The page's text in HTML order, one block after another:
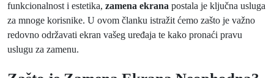
funkcionalnost i estetika, zamena ekrana postala je ključna usluga
za mnoge korisnike. U ovom članku istražit ćemo zašto je važno
redovno održavati ekran vašeg uređaja te kako pronaći pravu
uslugu za zamenu.